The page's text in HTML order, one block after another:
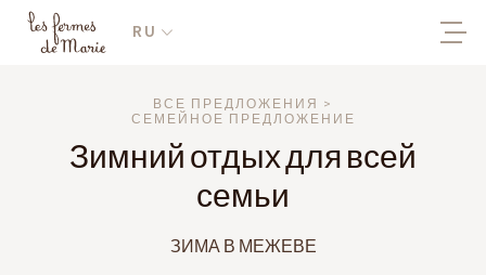
RU
ВСЕ ПРЕДЛОЖЕНИЯ >
СЕМЕЙНОЕ ПРЕДЛОЖЕНИЕ
Зимний отдых для всей
семьи
ЗИМА В МЕЖЕВЕ